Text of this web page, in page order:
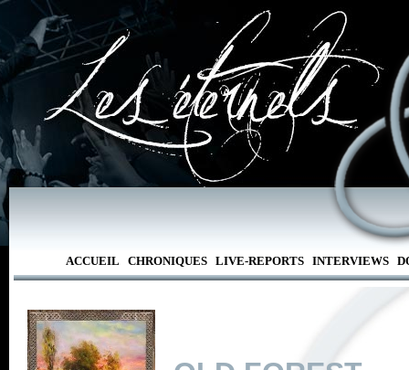
ACCUEIL CHRONIQUES LIVE-REPORTS INTERVIEWS